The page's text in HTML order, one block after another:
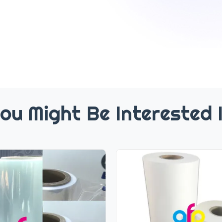
Might Be Interested